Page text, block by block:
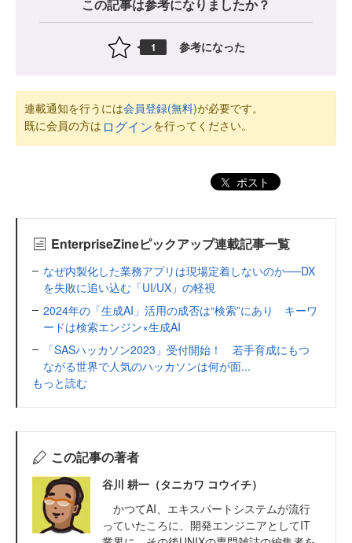
この記事は参考になりましたか？
1 参考になった
連載通知を行うには会員登録(無料)が必要です。
既に会員の方は ログインを行ってください。
ポスト
EnterpriseZineピックアップ連載記事一覧
なぜ内製化した業務アプリは現場定着しないのか──DX
を失敗に追い込む「UI/UX」の軽視
2024年の「生成AI」活用の成否は“検索”にあり キーワ
ードは検索エンジン×生成AI
「SASハッカソン2023」受付開始！ 若手育成にもつ
ながる世界で人気のハッカソンは何が面...
もっと読む
この記事の著者
谷川 耕一（タニカワ コウイチ）
かつてAI、エキスパートシステムが流行
っていたころに、開発エンジニアとしてIT